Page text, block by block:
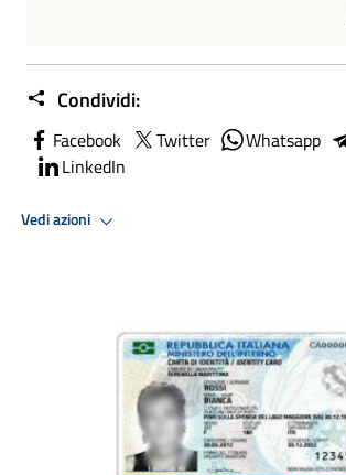
Condividi:
Facebook Twitter Whatsapp
LinkedIn
Vedi azioni